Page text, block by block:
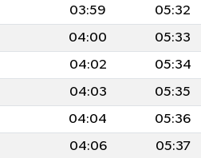
03:59 05:32
04:00 05:33
04:02 05:34
04:03 05:35
04:04 05:36
04:06 05:37